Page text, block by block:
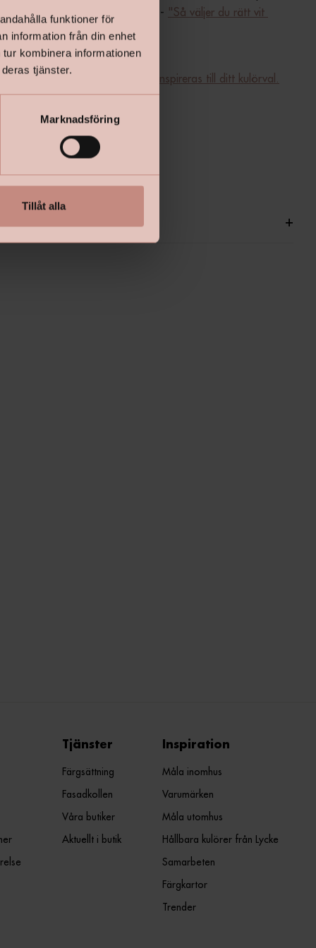
funktioner för
information från din enhet
kombinera informationen
tjänster.
Marknadsföring
Tillåt alla
du läsa mer om vita nyanser - "Så väljer du rätt vit
från LADY - klicka här för att inspireras till ditt kulörval.
+
Tjänster
Färgsättning
Fasadkollen
Våra butiker
Aktuellt i butik
Inspiration
Måla inomhus
Varumärken
Måla utomhus
Hållbara kulörer från Lycke
Samarbeten
Färgkartor
Trender